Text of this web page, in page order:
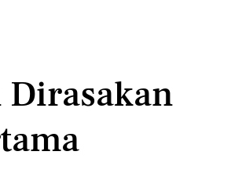
Dirasakan